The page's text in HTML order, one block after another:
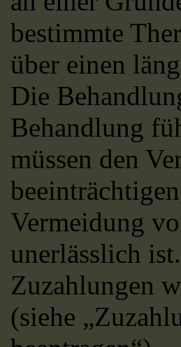
bestimmte
über einen
Die
Behandlung
müssen den
Vermeidung
unerlässlich
Zuzahlungen
(siehe